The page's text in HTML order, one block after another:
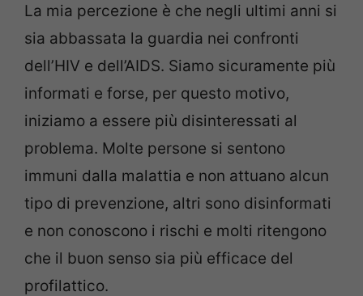
La mia percezione è che negli ultimi anni si
sia abbassata la guardia nei confronti
dell’HIV e dell’AIDS. Siamo sicuramente più
informati e forse, per questo motivo,
iniziamo a essere più disinteressati al
problema. Molte persone si sentono
immuni dalla malattia e non attuano alcun
tipo di prevenzione, altri sono disinformati
e non conoscono i rischi e molti ritengono
che il buon senso sia più efficace del
profilattico.